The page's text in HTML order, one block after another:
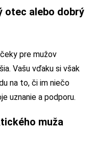
otec alebo dobrý
pre mužov
Vašu vďaku si však
na to, či im niečo
uznanie a podporu.
muža